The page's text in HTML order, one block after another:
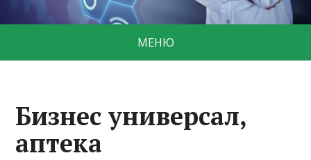
МЕНЮ
Бизнес универсал,
аптека